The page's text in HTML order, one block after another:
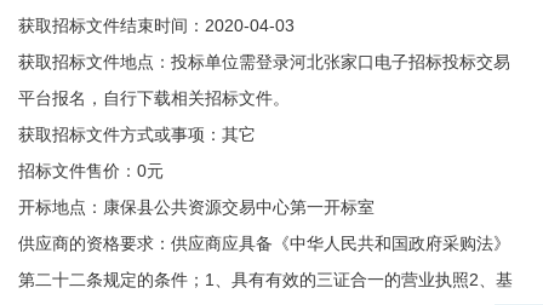
获取招标文件结束时间：2020-04-03
获取招标文件地点：投标单位需登录河北张家口电子招标投标交易
平台报名，自行下载相关招标文件。
获取招标文件方式或事项：其它
招标文件售价：0元
开标地点：康保县公共资源交易中心第一开标室
供应商的资格要求：供应商应具备《中华人民共和国政府采购法》
第二十二条规定的条件；1、具有有效的三证合一的营业执照2、基